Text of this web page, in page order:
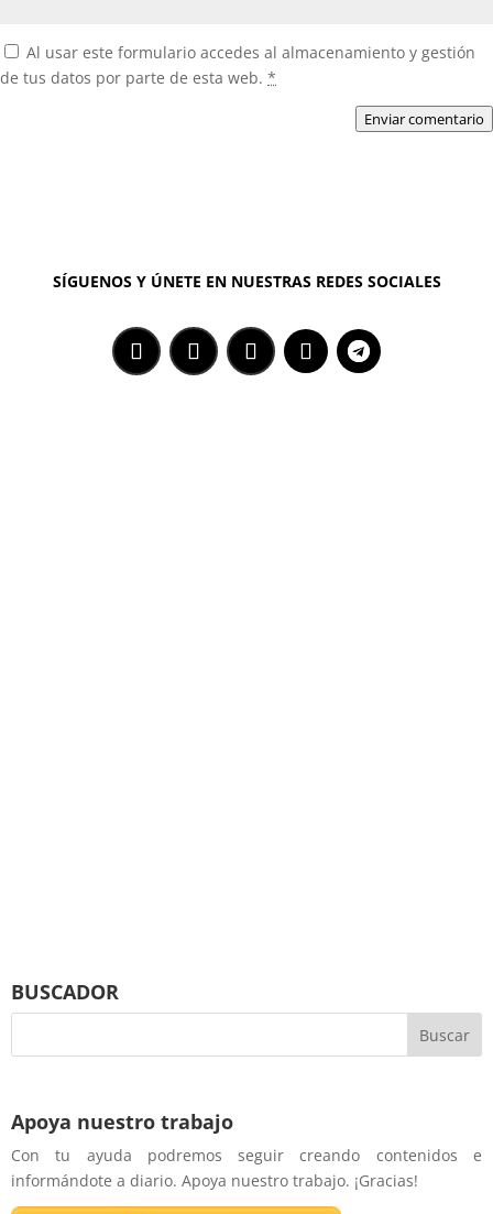
Al usar este formulario accedes al almacenamiento y gestión
de tus datos por parte de esta web. *
Enviar comentario
SÍGUENOS Y ÚNETE EN NUESTRAS REDES SOCIALES
BUSCADOR
Apoya nuestro trabajo
Con tu ayuda podremos seguir creando contenidos e
informándote a diario. Apoya nuestro trabajo. ¡Gracias!